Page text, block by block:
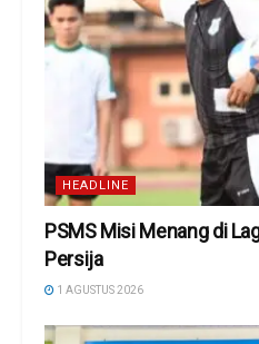
HEADLINE
PSMS Misi Menang di
Persija
1 AGUSTUS 2026